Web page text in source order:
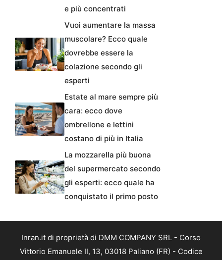
e più concentrati
Vuoi aumentare la massa
muscolare? Ecco quale
dovrebbe essere la
colazione secondo gli
esperti
Estate al mare sempre più
cara: ecco dove
ombrellone e lettini
costano di più in Italia
La mozzarella più buona
del supermercato secondo
gli esperti: ecco quale ha
conquistato il primo posto
Inran.it di proprietà di DMM COMPANY SRL - Corso
Vittorio Emanuele II, 13, 03018 Paliano (FR) - Codice